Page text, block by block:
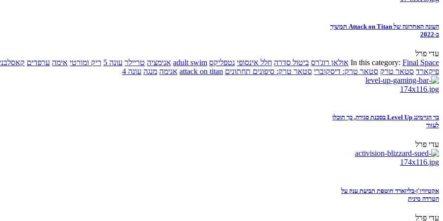
העונה האחרונה של Attack on Titan תמשיך
ב-2022
עדי פרל
In this category: Final Space אולאן רוג'רס ביטול סדרה חלל אינסופי נטפליקס adult swim אנימציה טריילר עונה 5 ריק ומורטי אימה ערפדים
פיקארד סטאר טרק סטאר טרק: דיסקוברי סטאר טרק: סיפונים תחתונים attack on titan אנימה מנגה עונה 4
בר הגיימינג Level Up בסכנת סגירה, כך תוכלו
לעזור
עדי פרל
אקטיוויז'ן-בליזארד חוטפת תביעת ענק על
הטרדה מינית
עדי פרל